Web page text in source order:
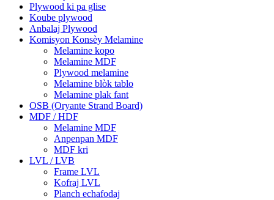
Plywood ki pa glise
Koube plywood
Anbalaj Plywood
Komisyon Konsèy Melamine
Melamine kopo
Melamine MDF
Plywood melamine
Melamine blòk tablo
Melamine plak fant
OSB (Oryante Strand Board)
MDF / HDF
Melamine MDF
Anpenpan MDF
MDF kri
LVL / LVB
Frame LVL
Kofraj LVL
Planch echafodaj